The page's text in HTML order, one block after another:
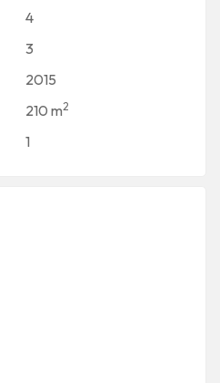
4
3
2015
210 m2
1